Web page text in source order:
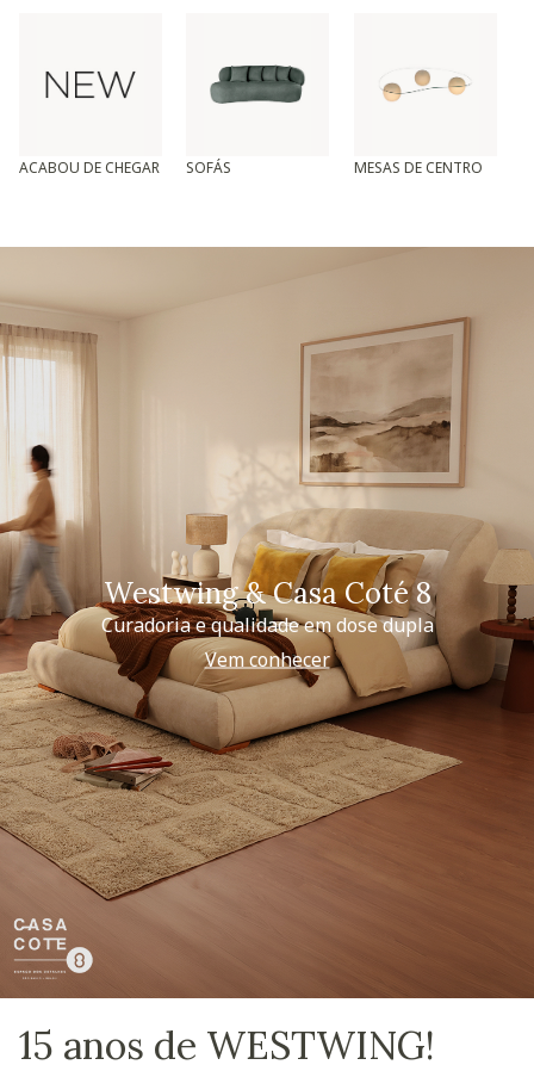
ACABOU DE CHEGAR SOFÁS MESAS DE CENTRO
Westwing & Casa Coté 8
Curadoria e qualidade em dose dupla
Vem conhecer
15 anos de WESTWING!